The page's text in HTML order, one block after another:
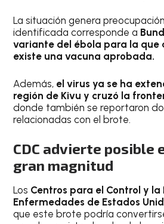
La situación genera
identificada corresponde a
variante del ébola para la que
existe una vacuna aprobada.
Además, el virus ya se ha
región de Kivu y cruzó la
donde también se reportaron
relacionadas con el brote.
CDC advierte posible
gran magnitud
Los Centros para el Control y la
Enfermedades de Estados
que este brote podría